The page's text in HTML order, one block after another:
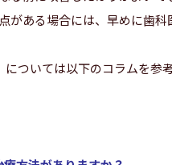
がある場合には、早めに歯科
ついては以下のコラムを参